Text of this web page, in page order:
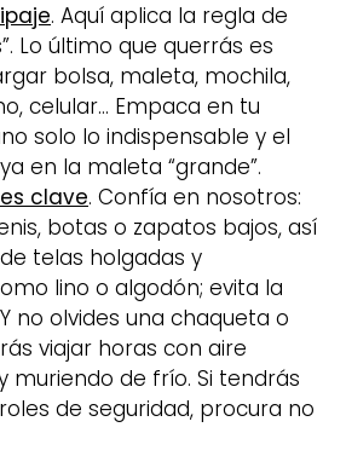
. Aquí aplica la regla de
Lo último que querrás es
bolsa, maleta, mochila,
celular… Empaca en tu
solo lo indispensable y el
en la maleta “grande”.
clave. Confía en nosotros:
botas o zapatos bajos, así
telas holgadas y
lino o algodón; evita la
no olvides una chaqueta o
viajar horas con aire
muriendo de frío. Si tendrás
de seguridad, procura no